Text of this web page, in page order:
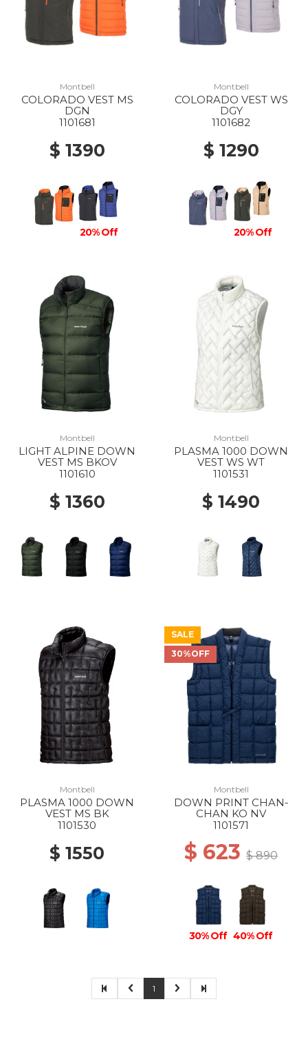
Montbell
COLORADO VEST MS
DGN
1101681
$ 1390
20% Off
Montbell
COLORADO VEST WS
DGY
1101682
$ 1290
20% Off
Montbell
LIGHT ALPINE DOWN
VEST MS BKOV
1101610
$ 1360
Montbell
PLASMA 1000 DOWN
VEST WS WT
1101531
$ 1490
Montbell
PLASMA 1000 DOWN
VEST MS BK
1101530
$ 1550
SALE
30%OFF
Montbell
DOWN PRINT CHAN-
CHAN KO NV
1101571
$ 623 $ 890
30% Off 40% Off
1